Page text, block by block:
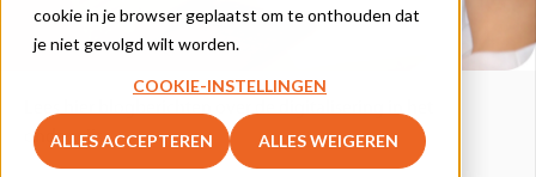
cookie in je browser geplaatst om te onthouden dat
je niet gevolgd wilt worden.
COOKIE-INSTELLINGEN
ALLES ACCEPTEREN ALLES WEIGEREN
Lees hier blogberichten over de digitalisering in het
onderwijs.